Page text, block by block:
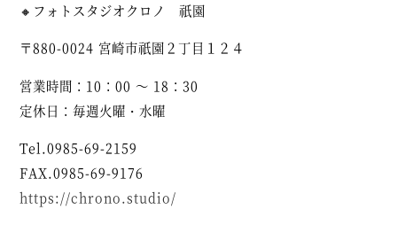
🔸フォトスタジオクロノ 祇園
〒880-0024 宮崎市祇園２丁目１２４
営業時間：10：00 ～ 18：30
定休日：毎週火曜・水曜
Tel.0985-69-2159
FAX.0985-69-9176
https://chrono.studio/